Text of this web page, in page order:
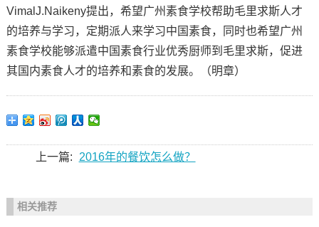
VimalJ.Naikeny提出，希望广州素食学校帮助毛里求斯人才
的培养与学习，定期派人来学习中国素食，同时也希望广州
素食学校能够派遣中国素食行业优秀厨师到毛里求斯，促进
其国内素食人才的培养和素食的发展。（明章）
上一篇: 2016年的餐饮怎么做？
相关推荐